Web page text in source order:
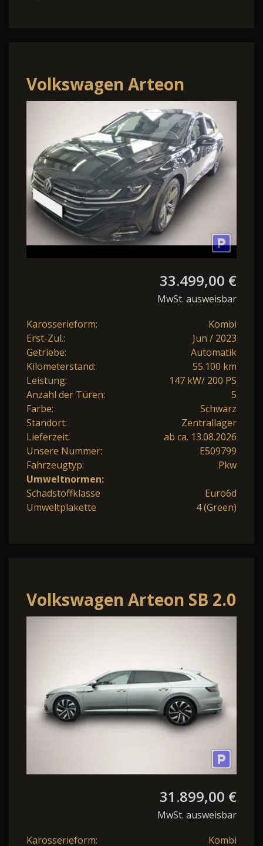
Volkswagen Arteon
Shooting Brake 2.0 TDI
DSG R-Line AHK/ACC
33.499,00 €
MwSt. ausweisbar
Karosserieform:
Kombi
Erst-Zul.:
Jun / 2023
Getriebe:
Automatik
Kilometerstand:
55.100 km
Leistung:
147 kW/ 200 PS
Anzahl der Türen:
5
Farbe:
Schwarz
Standort:
Zentrallager
Lieferzeit:
ab ca. 13.08.2026
Unsere Nummer:
E509799
Fahrzeugtyp:
Pkw
Umweltnormen:
Schadstoffklasse
Euro6d
Umweltplakette
4 (Green)
Volkswagen Arteon SB 2.0
TDI DSG 4Mo. R-Line
31.899,00 €
MwSt. ausweisbar
Karosserieform:
Kombi